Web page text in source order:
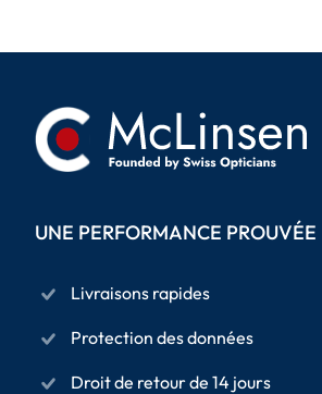
UNE PERFORMANCE PROUVÉE
Livraisons rapides
Protection des données
Droit de retour de 14 jours